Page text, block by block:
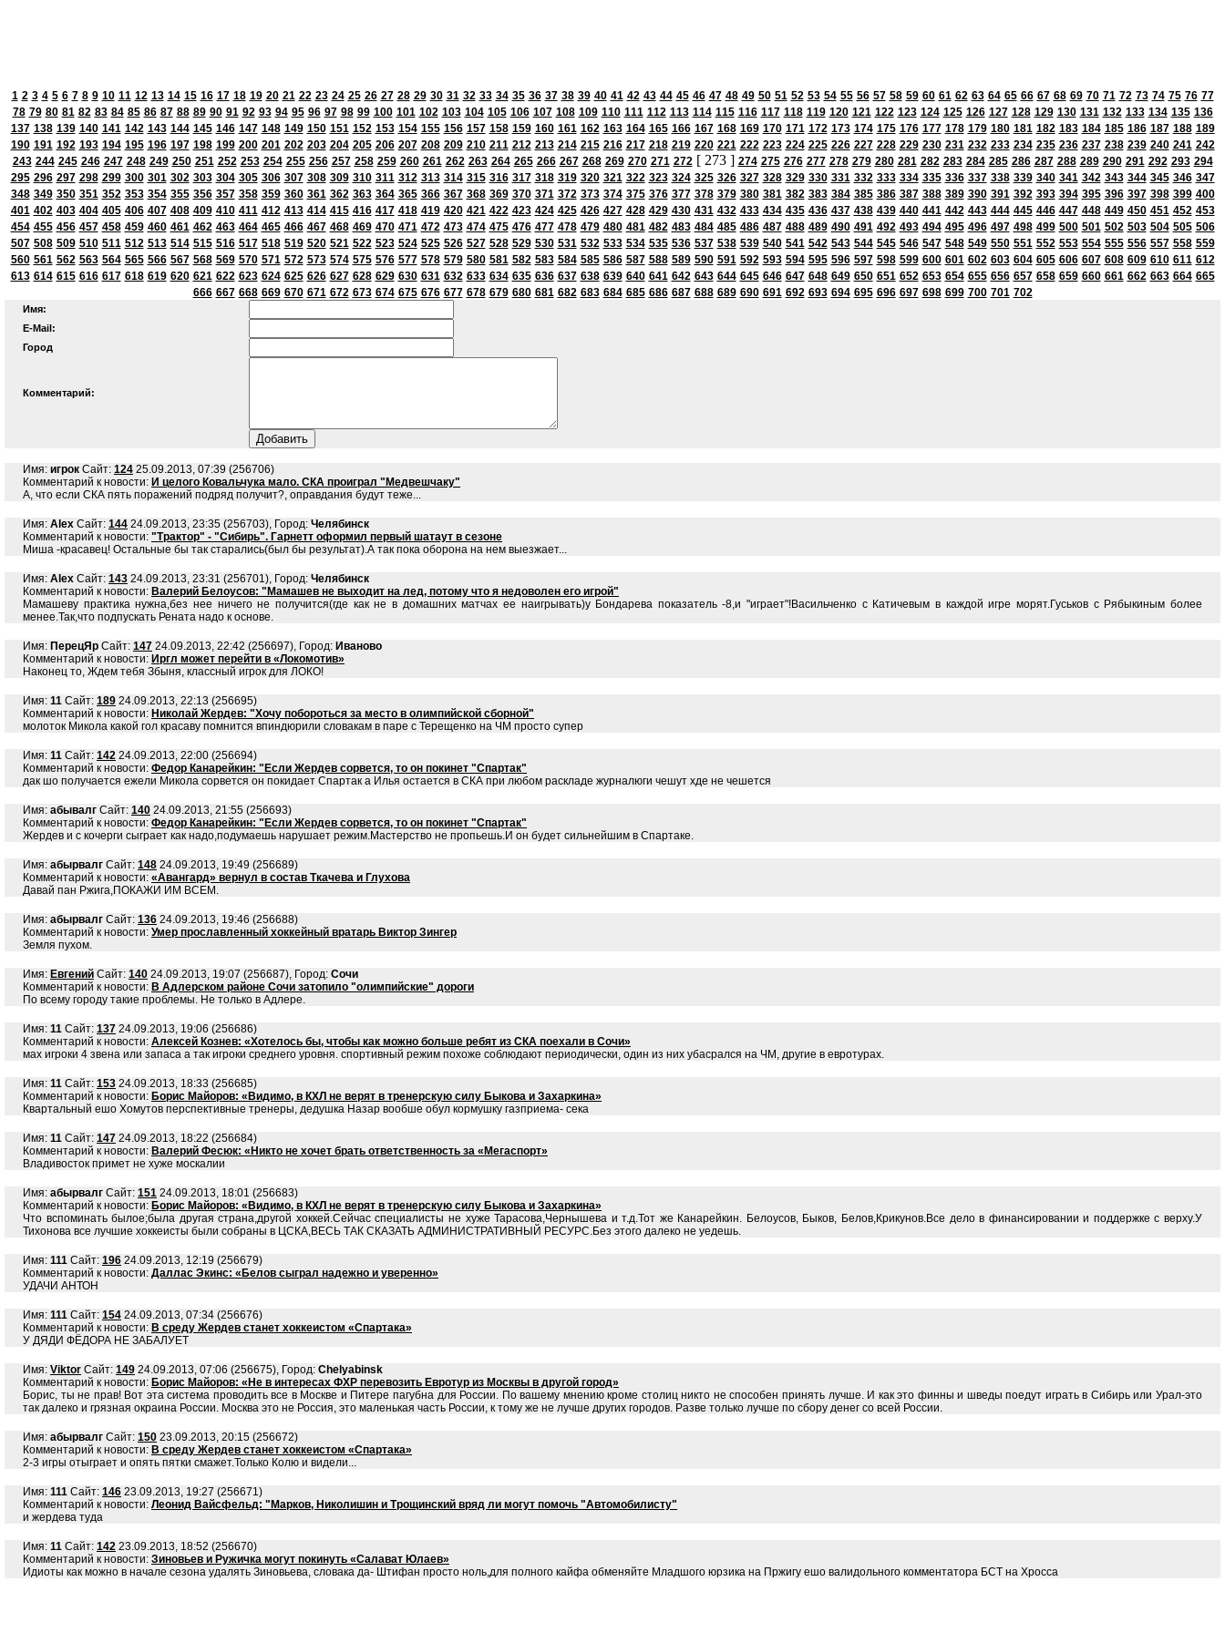
1 2 3 4 5 6 7 8 9 10 11 12 13 14 15 16 17 18 19 20 21 22 23 24 25 26 27 28 29 30 31 32 33 34 35 36 37 38 39 40 41 42 43 44 45 46 47 48 49 50 51 52 53 54 55 56 57 58 59 60 61 62 63 64 65 66 67 68 69 70 71 72 73 74 75 76 77
78 79 80 81 82 83 84 85 86 87 88 89 90 91 92 93 94 95 96 97 98 99 100 101 102 103 104 105 106 107 108 109 110 111 112 113 114 115 116 117 118 119 120 121 122 123 124 125 126 127 128 129 130 131 132 133 134 135 136
137 138 139 140 141 142 143 144 145 146 147 148 149 150 151 152 153 154 155 156 157 158 159 160 161 162 163 164 165 166 167 168 169 170 171 172 173 174 175 176 177 178 179 180 181 182 183 184 185 186 187 188 189
190 191 192 193 194 195 196 197 198 199 200 201 202 203 204 205 206 207 208 209 210 211 212 213 214 215 216 217 218 219 220 221 222 223 224 225 226 227 228 229 230 231 232 233 234 235 236 237 238 239 240 241 242
243 244 245 246 247 248 249 250 251 252 253 254 255 256 257 258 259 260 261 262 263 264 265 266 267 268 269 270 271 272 [ 273 ] 274 275 276 277 278 279 280 281 282 283 284 285 286 287 288 289 290 291 292 293 294
295 296 297 298 299 300 301 302 303 304 305 306 307 308 309 310 311 312 313 314 315 316 317 318 319 320 321 322 323 324 325 326 327 328 329 330 331 332 333 334 335 336 337 338 339 340 341 342 343 344 345 346 347
348 349 350 351 352 353 354 355 356 357 358 359 360 361 362 363 364 365 366 367 368 369 370 371 372 373 374 375 376 377 378 379 380 381 382 383 384 385 386 387 388 389 390 391 392 393 394 395 396 397 398 399 400
401 402 403 404 405 406 407 408 409 410 411 412 413 414 415 416 417 418 419 420 421 422 423 424 425 426 427 428 429 430 431 432 433 434 435 436 437 438 439 440 441 442 443 444 445 446 447 448 449 450 451 452 453
454 455 456 457 458 459 460 461 462 463 464 465 466 467 468 469 470 471 472 473 474 475 476 477 478 479 480 481 482 483 484 485 486 487 488 489 490 491 492 493 494 495 496 497 498 499 500 501 502 503 504 505 506
507 508 509 510 511 512 513 514 515 516 517 518 519 520 521 522 523 524 525 526 527 528 529 530 531 532 533 534 535 536 537 538 539 540 541 542 543 544 545 546 547 548 549 550 551 552 553 554 555 556 557 558 559
560 561 562 563 564 565 566 567 568 569 570 571 572 573 574 575 576 577 578 579 580 581 582 583 584 585 586 587 588 589 590 591 592 593 594 595 596 597 598 599 600 601 602 603 604 605 606 607 608 609 610 611 612
613 614 615 616 617 618 619 620 621 622 623 624 625 626 627 628 629 630 631 632 633 634 635 636 637 638 639 640 641 642 643 644 645 646 647 648 649 650 651 652 653 654 655 656 657 658 659 660 661 662 663 664 665
666 667 668 669 670 671 672 673 674 675 676 677 678 679 680 681 682 683 684 685 686 687 688 689 690 691 692 693 694 695 696 697 698 699 700 701 702
Имя:
E-Mail:
Город
Комментарий:
Имя: игрок Сайт: 124 25.09.2013, 07:39 (256706)
Комментарий к новости: И целого Ковальчука мало. СКА проиграл "Медвешчаку"
А, что если СКА пять поражений подряд получит?, оправдания будут теже...
Имя: Alex Сайт: 144 24.09.2013, 23:35 (256703), Город: Челябинск
Комментарий к новости: "Трактор" - "Сибирь". Гарнетт оформил первый шатаут в сезоне
Миша -красавец! Остальные бы так старались(был бы результат).А так пока оборона на нем выезжает...
Имя: Alex Сайт: 143 24.09.2013, 23:31 (256701), Город: Челябинск
Комментарий к новости: Валерий Белоусов: "Мамашев не выходит на лед, потому что я недоволен его игрой"
Мамашеву практика нужна,без нее ничего не получится(где как не в домашних матчах ее наигрывать)у Бондарева показатель -8,и "играет"!Васильченко с Катичевым в каждой игре морят.Гуськов с Рябыкиным более
менее.Так,что подпускать Рената надо к основе.
Имя: ПерецЯр Сайт: 147 24.09.2013, 22:42 (256697), Город: Иваново
Комментарий к новости: Иргл может перейти в «Локомотив»
Наконец то, Ждем тебя Збыня, классный игрок для ЛОКО!
Имя: 11 Сайт: 189 24.09.2013, 22:13 (256695)
Комментарий к новости: Николай Жердев: "Хочу побороться за место в олимпийской сборной"
молоток Микола какой гол красаву помнится впиндюрили словакам в паре с Терещенко на ЧМ просто супер
Имя: 11 Сайт: 142 24.09.2013, 22:00 (256694)
Комментарий к новости: Федор Канарейкин: "Если Жердев сорвется, то он покинет "Спартак"
дак шо получается ежели Микола сорвется он покидает Спартак а Илья остается в СКА при любом раскладе журналюги чешут хде не чешется
Имя: абывалг Сайт: 140 24.09.2013, 21:55 (256693)
Комментарий к новости: Федор Канарейкин: "Если Жердев сорвется, то он покинет "Спартак"
Жердев и с кочерги сыграет как надо,подумаешь нарушает режим.Мастерство не пропьешь.И он будет сильнейшим в Спартаке.
Имя: абырвалг Сайт: 148 24.09.2013, 19:49 (256689)
Комментарий к новости: «Авангард» вернул в состав Ткачева и Глухова
Давай пан Ржига,ПОКАЖИ ИМ ВСЕМ.
Имя: абырвалг Сайт: 136 24.09.2013, 19:46 (256688)
Комментарий к новости: Умер прославленный хоккейный вратарь Виктор Зингер
Земля пухом.
Имя: Евгений Сайт: 140 24.09.2013, 19:07 (256687), Город: Сочи
Комментарий к новости: В Адлерском районе Сочи затопило "олимпийские" дороги
По всему городу такие проблемы. Не только в Адлере.
Имя: 11 Сайт: 137 24.09.2013, 19:06 (256686)
Комментарий к новости: Алексей Кознев: «Хотелось бы, чтобы как можно больше ребят из СКА поехали в Сочи»
мах игроки 4 звена или запаса а так игроки среднего уровня. спортивный режим похоже соблюдают периодически, один из них убасрался на ЧМ, другие в евротурах.
Имя: 11 Сайт: 153 24.09.2013, 18:33 (256685)
Комментарий к новости: Борис Майоров: «Видимо, в КХЛ не верят в тренерскую силу Быкова и Захаркина»
Квартальный ешо Хомутов перспективные тренеры, дедушка Назар вообше обул кормушку газприема- сека
Имя: 11 Сайт: 147 24.09.2013, 18:22 (256684)
Комментарий к новости: Валерий Фесюк: «Никто не хочет брать ответственность за «Мегаспорт»
Владивосток примет не хуже москалии
Имя: абырвалг Сайт: 151 24.09.2013, 18:01 (256683)
Комментарий к новости: Борис Майоров: «Видимо, в КХЛ не верят в тренерскую силу Быкова и Захаркина»
Что вспоминать былое;была другая страна,другой хоккей.Сейчас специалисты не хуже Тарасова,Чернышева и т.д.Тот же Канарейкин. Белоусов, Быков, Белов,Крикунов.Все дело в финансировании и поддержке с верху.У
Тихонова все лучшие хоккеисты были собраны в ЦСКА,ВЕСЬ ТАК СКАЗАТЬ АДМИНИСТРАТИВНЫЙ РЕСУРС.Без этого далеко не уедешь.
Имя: 111 Сайт: 196 24.09.2013, 12:19 (256679)
Комментарий к новости: Даллас Экинс: «Белов сыграл надежно и уверенно»
УДАЧИ АНТОН
Имя: 111 Сайт: 154 24.09.2013, 07:34 (256676)
Комментарий к новости: В среду Жердев станет хоккеистом «Спартака»
У ДЯДИ ФЁДОРА НЕ ЗАБАЛУЕТ
Имя: Viktor Сайт: 149 24.09.2013, 07:06 (256675), Город: Chelyabinsk
Комментарий к новости: Борис Майоров: «Не в интересах ФХР перевозить Евротур из Москвы в другой город»
Борис, ты не прав! Вот эта система проводить все в Москве и Питере пагубна для России. По вашему мнению кроме столиц никто не способен принять лучше. И как это финны и шведы поедут играть в Сибирь или Урал-это
так далеко и грязная окраина России. Москва это не Россия, это маленькая часть России, к тому же не лучше других городов. Разве только лучше по сбору денег со всей России.
Имя: абырвалг Сайт: 150 23.09.2013, 20:15 (256672)
Комментарий к новости: В среду Жердев станет хоккеистом «Спартака»
2-3 игры отыграет и опять пятки смажет.Только Колю и видели...
Имя: 111 Сайт: 146 23.09.2013, 19:27 (256671)
Комментарий к новости: Леонид Вайсфельд: "Марков, Николишин и Трощинский вряд ли могут помочь "Автомобилисту"
и жердева туда
Имя: 11 Сайт: 142 23.09.2013, 18:52 (256670)
Комментарий к новости: Зиновьев и Ружичка могут покинуть «Салават Юлаев»
Идиоты как можно в начале сезона удалять Зиновьева, словака да- Штифан просто ноль,для полного кайфа обменяйте Младшого юрзика на Пржигу ешо валидольного комментатора БСТ на Хросса